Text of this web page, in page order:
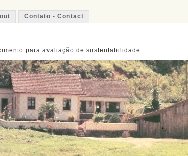
Contato - Contact
para avaliação de sustentabilidade